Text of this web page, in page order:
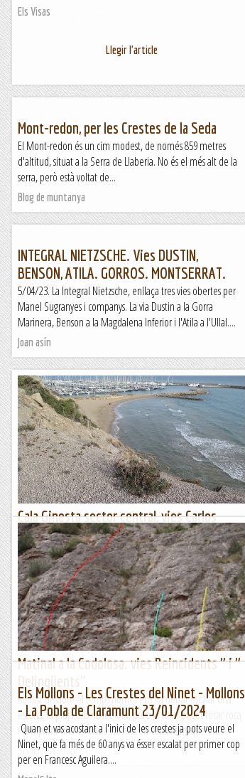
Els Visas
Llegir l'article
Mont-redon, per les Crestes de la Seda
El Mont-redon és un cim modest, de només 859 metres
d'altitud, situat a la Serra de Llaberia. No és el més alt de la
serra, però està voltat de...
Blog de muntanya
INTEGRAL NIETZSCHE. Vies DUSTIN,
BENSON, ATILA. GORROS. MONTSERRAT.
5/04/23. La Integral Nietzsche, enllaça tres vies obertes per
Manel Sugranyes i companys. La via Dustin a la Gorra
Marinera, Benson a la Magdalena Inferior i l'Atila a l'Ullal....
Joan asín
Cala Ginesta sector central, vies Carlos
Javier Palominos i Miquel Zabalza. Calcari
treballós sobre el mar.
La Cala Ginesta i el Port darrera des de la plataforma sobre el
tren. Aquest bonic racó el vam...
Jaumegrimp 2
Matinal a la Codolosa. vies Reincidents " i "
Aquest dissabte el temps només ens ha deixat escalar una
estona, la pluja ens ha fet fora, però ja hem pogut tocar roca
i compartir una estona amb tots els escaladors que ens...
Sisbemessanapren
Els Mollons - Les Crestes del Ninet - Mollons
- La Pobla de Claramunt 23/01/2024
Quan et vas acostant a l'inici de les crestes ja pots veure el
Ninet, que fa més de 60 anys va ésser escalat per primer cop
per en Francesc Aguilera....